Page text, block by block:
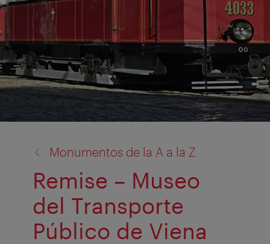
Monumentos de la A a la Z
Remise – Museo
del Transporte
Público de Viena